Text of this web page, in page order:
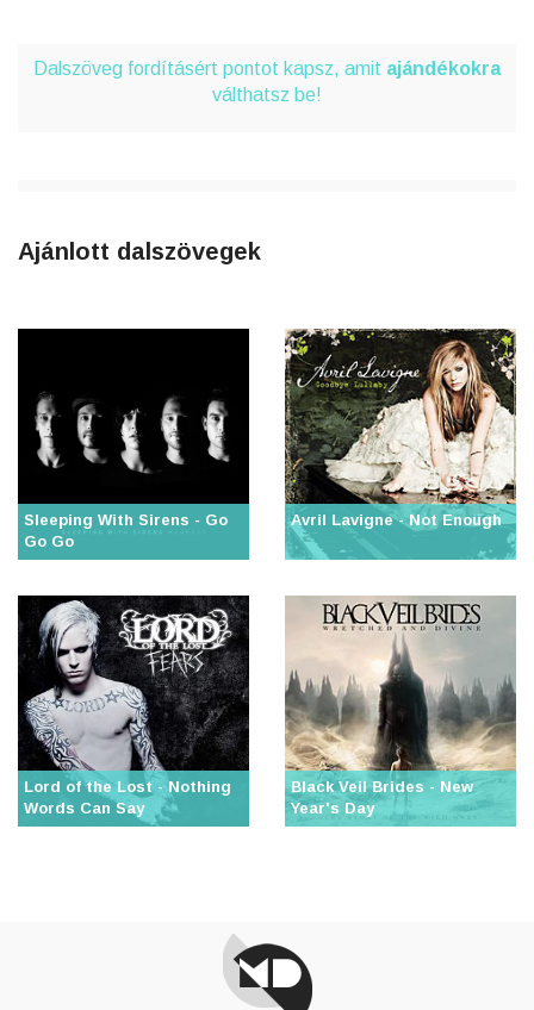
Dalszöveg fordításért pontot kapsz, amit ajándékokra
válthatsz be!
Ajánlott dalszövegek
Sleeping With Sirens - Go
Go Go
Avril Lavigne - Not Enough
Lord of the Lost - Nothing
Words Can Say
Black Veil Brides - New
Year's Day